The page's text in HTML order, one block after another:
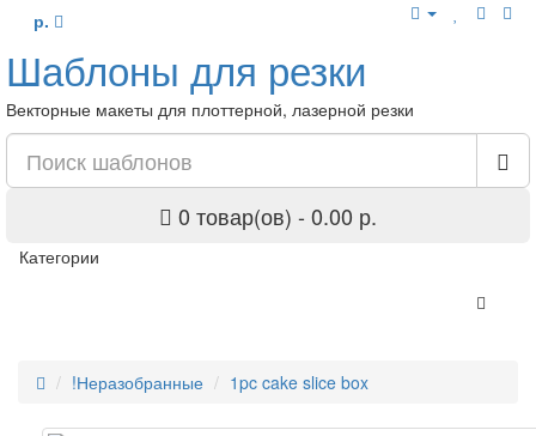
р.
Шаблоны для резки
Векторные макеты для плоттерной, лазерной резки
0 товар(ов) - 0.00 р.
Категории
!Неразобранные 1pc cake slice box